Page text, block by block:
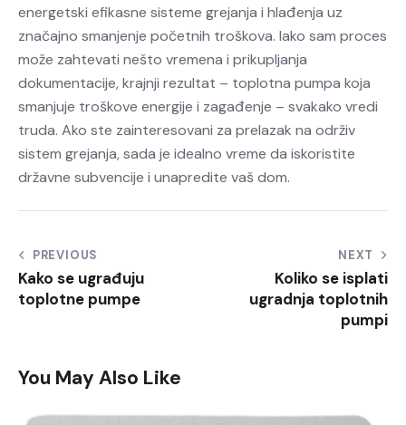
energetski efikasne sisteme grejanja i hlađenja uz
značajno smanjenje početnih troškova. Iako sam proces
može zahtevati nešto vremena i prikupljanja
dokumentacije, krajnji rezultat – toplotna pumpa koja
smanjuje troškove energije i zagađenje – svakako vredi
truda. Ako ste zainteresovani za prelazak na održiv
sistem grejanja, sada je idealno vreme da iskoristite
državne subvencije i unapredite vaš dom.
Kretanje
članka
PREVIOUS
Kako se ugrađuju
toplotne pumpe
NEXT
Koliko se isplati
ugradnja toplotnih
pumpi
You May Also Like